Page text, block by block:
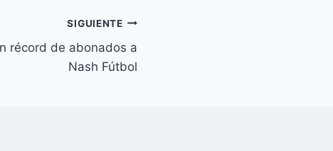
SIGUIENTE
récord de abonados a
Nash Fútbol